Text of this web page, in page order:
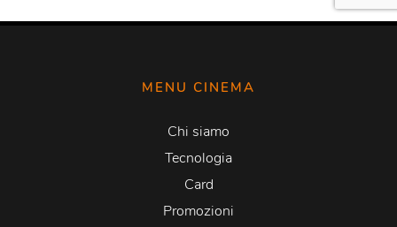
MENU CINEMA
Chi siamo
Tecnologia
Card
Promozioni